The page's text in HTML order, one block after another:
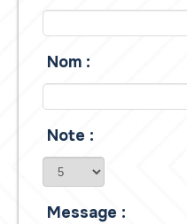
Nom :
Note :
Message :